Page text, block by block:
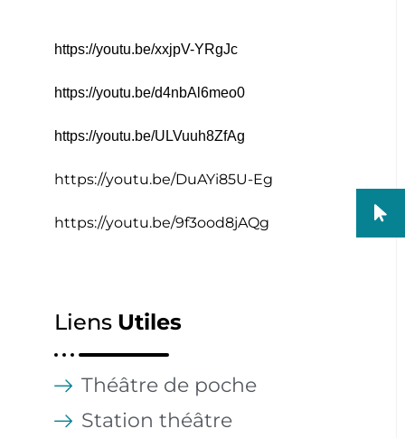
https://youtu.be/xxjpV-YRgJc
https://youtu.be/d4nbAl6meo0
https://youtu.be/ULVuuh8ZfAg
https://youtu.be/DuAYi85U-Eg
https://youtu.be/9f3ood8jAQg
Liens Utiles
Théâtre de poche
Station théâtre